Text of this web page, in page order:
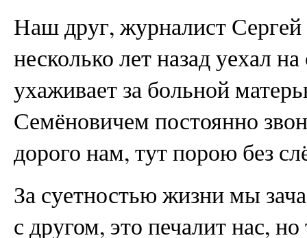
Наш друг, журналист
несколько лет назад уехал
ухаживает за больной
Семёновичем постоянно
дорого нам, тут порою без
За суетностью жизни мы
с другом, это печалит нас,